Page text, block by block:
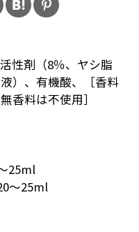
性剤（8％、ヤシ脂
）、有機酸、［香料
香料は不使用］
25ml
～25ml